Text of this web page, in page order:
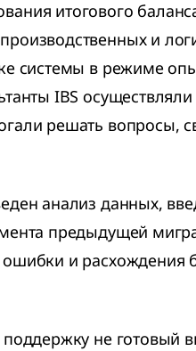
итогового
и
системы в режиме
IBS
решать вопросы,
анализ данных,
предыдущей
ошибки и
не готовый